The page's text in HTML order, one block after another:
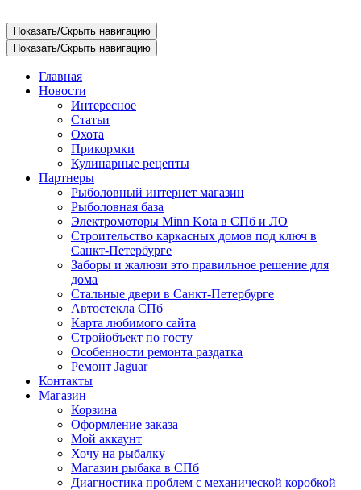
Показать/Скрыть навигацию
Показать/Скрыть навигацию
Главная
Новости
Интересное
Статьи
Охота
Прикормки
Кулинарные рецепты
Партнеры
Рыболовный интернет магазин
Рыболовная база
Электромоторы Minn Kota в СПб и ЛО
Строительство каркасных домов под ключ в
Санкт-Петербурге
Заборы и жалюзи это правильное решение для
дома
Стальные двери в Санкт-Петербурге
Автостекла СПб
Карта любимого сайта
Стройобъект по госту
Особенности ремонта раздатка
Ремонт Jaguar
Контакты
Магазин
Корзина
Оформление заказа
Мой аккаунт
Хочу на рыбалку
Магазин рыбака в СПб
Диагностика проблем с механической коробкой